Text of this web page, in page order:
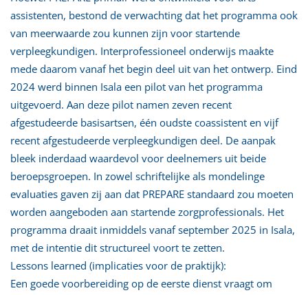
assistenten, bestond de verwachting dat het programma ook
van meerwaarde zou kunnen zijn voor startende
verpleegkundigen. Interprofessioneel onderwijs maakte
mede daarom vanaf het begin deel uit van het ontwerp. Eind
2024 werd binnen Isala een pilot van het programma
uitgevoerd. Aan deze pilot namen zeven recent
afgestudeerde basisartsen, één oudste coassistent en vijf
recent afgestudeerde verpleegkundigen deel. De aanpak
bleek inderdaad waardevol voor deelnemers uit beide
beroepsgroepen. In zowel schriftelijke als mondelinge
evaluaties gaven zij aan dat PREPARE standaard zou moeten
worden aangeboden aan startende zorgprofessionals. Het
programma draait inmiddels vanaf september 2025 in Isala,
met de intentie dit structureel voort te zetten.
Lessons learned (implicaties voor de praktijk):
Een goede voorbereiding op de eerste dienst vraagt om